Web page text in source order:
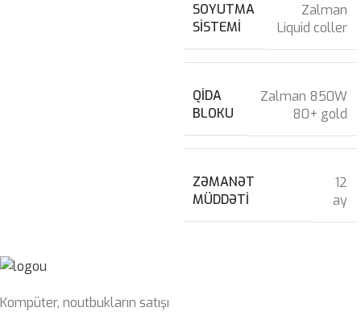
SOYUTMA
SISTEMI
Zalman
Liquid coller
QIDA
BLOKU
Zalman 850W
80+ gold
ZƏMANƏT
MÜDDƏTI
12
ay
Kompüter, noutbukların satışı